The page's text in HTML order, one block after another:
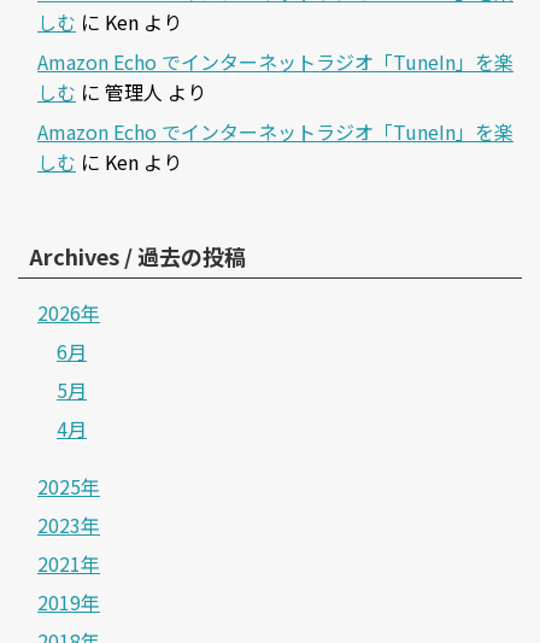
しむ に Ken より
Amazon Echo でインターネットラジオ「TuneIn」を楽
しむ に 管理人 より
Amazon Echo でインターネットラジオ「TuneIn」を楽
しむ に Ken より
Archives / 過去の投稿
2026年
6月
5月
4月
2025年
2023年
2021年
2019年